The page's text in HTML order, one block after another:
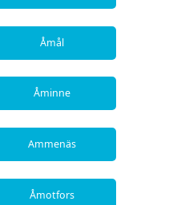
Åmål
Åminne
Ammenäs
Åmotfors